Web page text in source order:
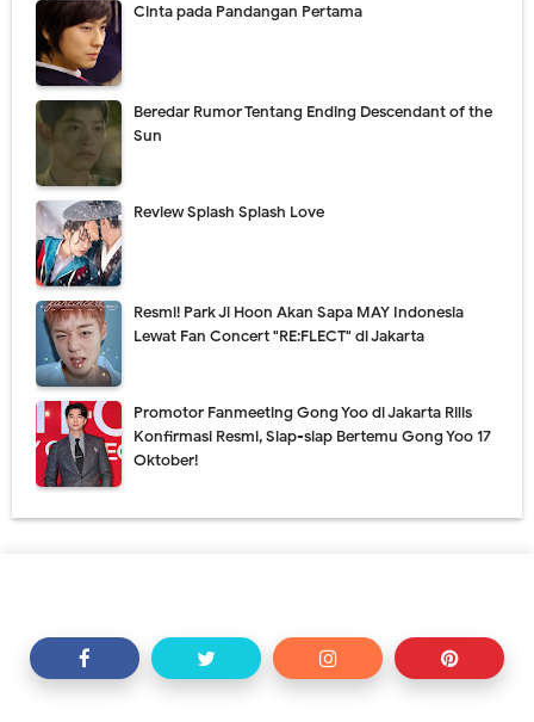
Cinta pada Pandangan Pertama
Beredar Rumor Tentang Ending Descendant of the
Sun
Review Splash Splash Love
Resmi! Park Ji Hoon Akan Sapa MAY Indonesia
Lewat Fan Concert "RE:FLECT" di Jakarta
Promotor Fanmeeting Gong Yoo di Jakarta Rilis
Konfirmasi Resmi, Siap-siap Bertemu Gong Yoo 17
Oktober!